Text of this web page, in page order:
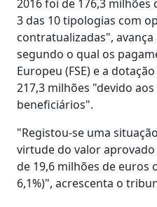
2016 foi de 176,3
3 das 10 tipologias com
contratualizadas",
segundo o qual os
Europeu (FSE) e a
217,3 milhões "devido
beneficiários".
"Registou-se uma
virtude do valor aprovado
de 19,6 milhões de euros
6,1%)", acrescenta o